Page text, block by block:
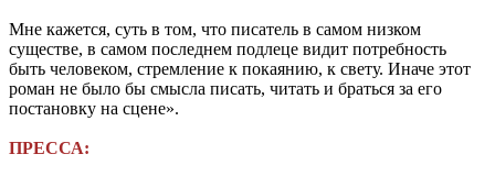
Мне кажется, суть в том, что писатель в самом низком
существе, в самом последнем подлеце видит потребность
быть человеком, стремление к покаянию, к свету. Иначе этот
роман не было бы смысла писать, читать и браться за его
постановку на сцене».
ПРЕССА: